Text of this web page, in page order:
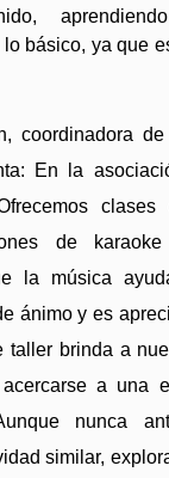
básico, ya que
coordinadora
En la
de
la música
ánimo y es
taller brinda a
a una
nunca
similar,